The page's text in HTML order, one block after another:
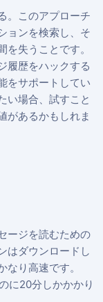
。このアプローチ
ョンを検索し、そ
失うことです。
履歴をハックする
をサポートしてい
い場合、試すこと
があるかもしれま
ージを読むための
はダウンロードし
り高速です。
に20分しかかかり